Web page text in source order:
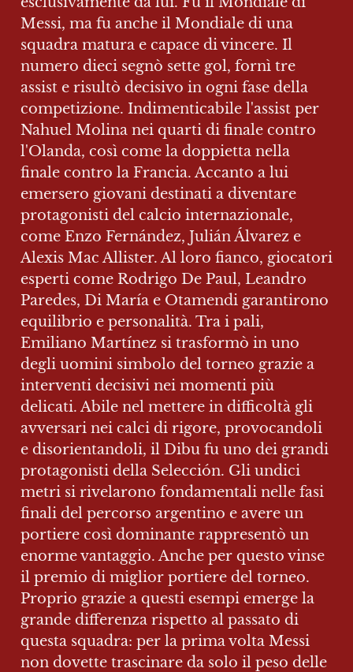
Messi, ma fu anche il Mondiale di una
squadra matura e capace di vincere. Il
numero dieci segnò sette gol, fornì tre
assist e risultò decisivo in ogni fase della
competizione. Indimenticabile l'assist per
Nahuel Molina nei quarti di finale contro
l'Olanda, così come la doppietta nella
finale contro la Francia. Accanto a lui
emersero giovani destinati a diventare
protagonisti del calcio internazionale,
come Enzo Fernández, Julián Álvarez e
Alexis Mac Allister. Al loro fianco, giocatori
esperti come Rodrigo De Paul, Leandro
Paredes, Di María e Otamendi garantirono
equilibrio e personalità. Tra i pali,
Emiliano Martínez si trasformò in uno
degli uomini simbolo del torneo grazie a
interventi decisivi nei momenti più
delicati. Abile nel mettere in difficoltà gli
avversari nei calci di rigore, provocandoli
e disorientandoli, il Dibu fu uno dei grandi
protagonisti della Selección. Gli undici
metri si rivelarono fondamentali nelle fasi
finali del percorso argentino e avere un
portiere così dominante rappresentò un
enorme vantaggio. Anche per questo vinse
il premio di miglior portiere del torneo.
Proprio grazie a questi esempi emerge la
grande differenza rispetto al passato di
questa squadra: per la prima volta Messi
non dovette trascinare da solo il peso delle